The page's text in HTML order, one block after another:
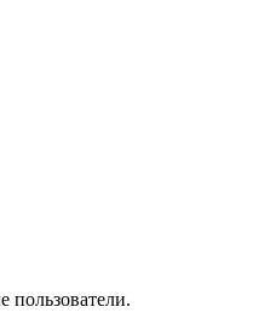
пользователи.